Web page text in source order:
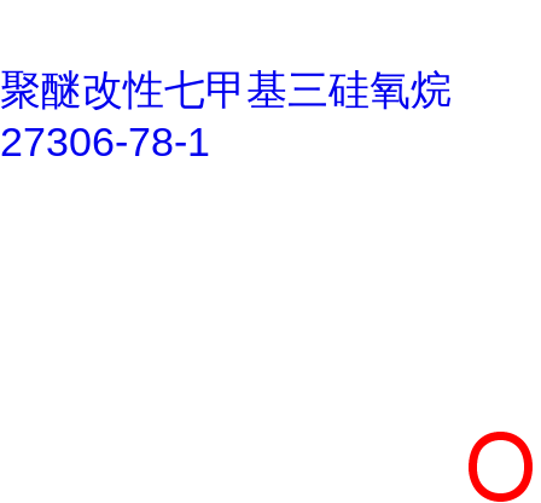
聚醚改性七甲基三硅氧烷
27306-78-1